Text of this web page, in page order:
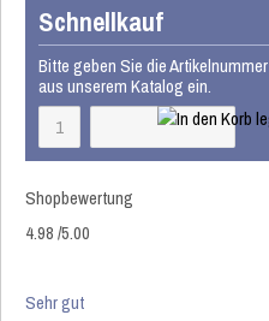
Schnellkauf
Bitte geben Sie die Artikelnummer
aus unserem Katalog ein.
Shopbewertung
4.98/5.00
Sehr gut